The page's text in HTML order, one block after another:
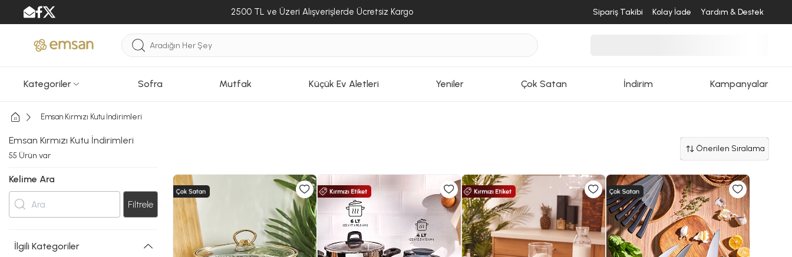
2500 TL ve Üzeri Alışverişlerde Ücretsiz Kargo Sipariş Takibi Kolay İade Yardım & Destek
Kategoriler Sofra Mutfak Küçük Ev Aletleri Yeniler Çok Satan İndirim Kampanyalar
Emsan Kırmızı Kutu İndirimleri
Emsan Kırmızı Kutu İndirimleri
55 Ürün var
Kelime Ara
Filtrele
İlgili Kategoriler
Önerilen Sıralama